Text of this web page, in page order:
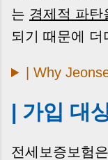
는 경제적 파탄
되기 때문에 더
| Why
| 가입 대
전세보증보험